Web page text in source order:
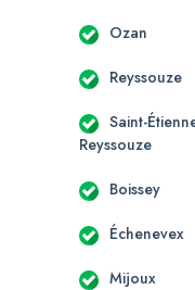
Ozan
Reyssouze
Saint-
Reyssouze
Boissey
Échenevex
Mijoux